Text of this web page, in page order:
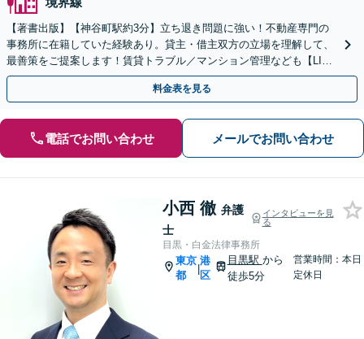
【著書出版】【神谷町駅約3分】立ち退き問題に強い！不動産専門の
事務所に在籍していた経験あり。貸主・借主双方の立場を理解して、
最善策をご提案します！賃貸トラブル／マンション管理なども【LINE
相談可能】【初回相談30分無料】【土日夜間相談可】
料金表を見る
電話でお問い合わせ メールでお問い合わせ
小西 徹 弁護
士
インタビューを見
る
目黒・白金法律事務所
東京
都
|
港
区
目黒駅 から
徒歩5分
営業時間：本日
定休日